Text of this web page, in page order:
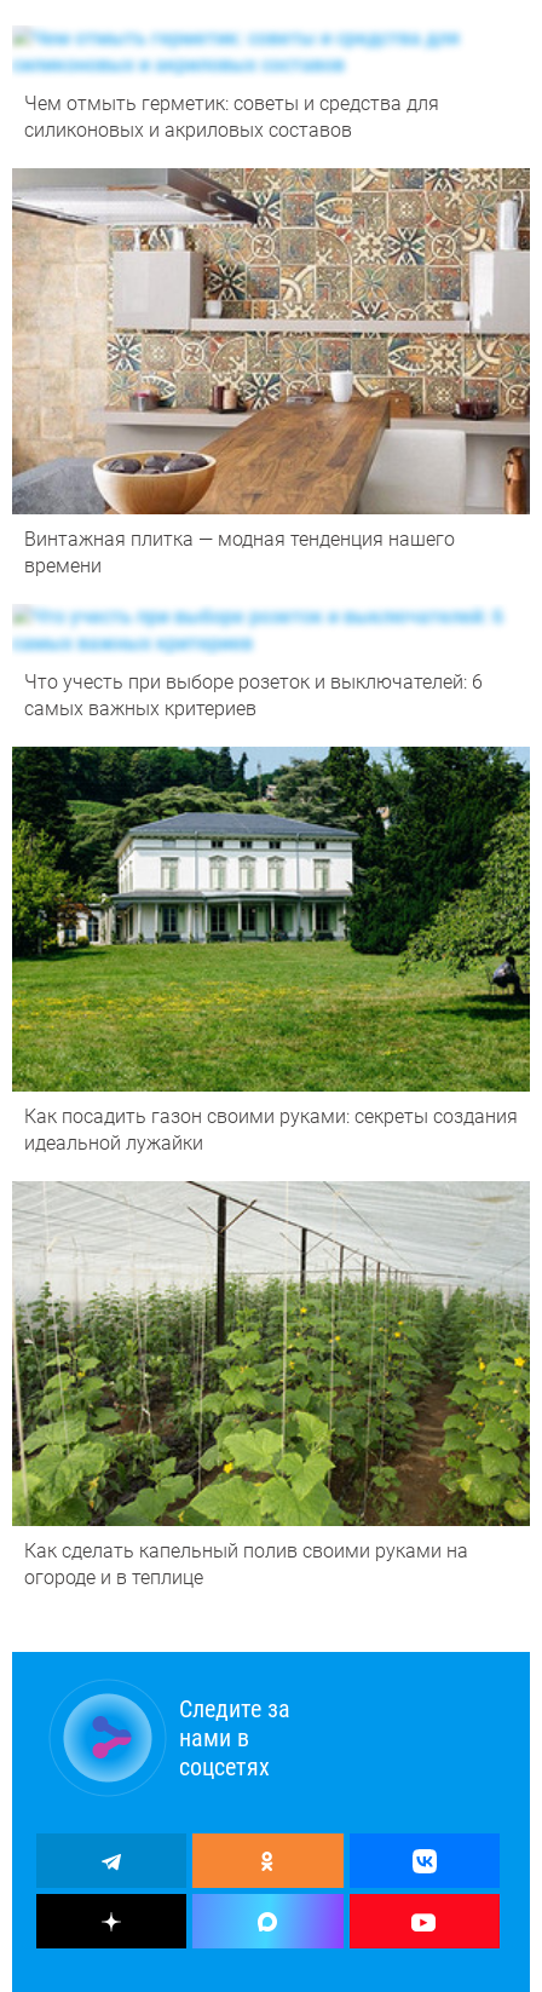
Чем отмыть герметик: советы и средства для
силиконовых и акриловых составов
Винтажная плитка — модная тенденция нашего
времени
Что учесть при выборе розеток и выключателей: 6
самых важных критериев
Как посадить газон своими руками: секреты создания
идеальной лужайки
Как сделать капельный полив своими руками на
огороде и в теплице
Следите за
нами в
соцсетях